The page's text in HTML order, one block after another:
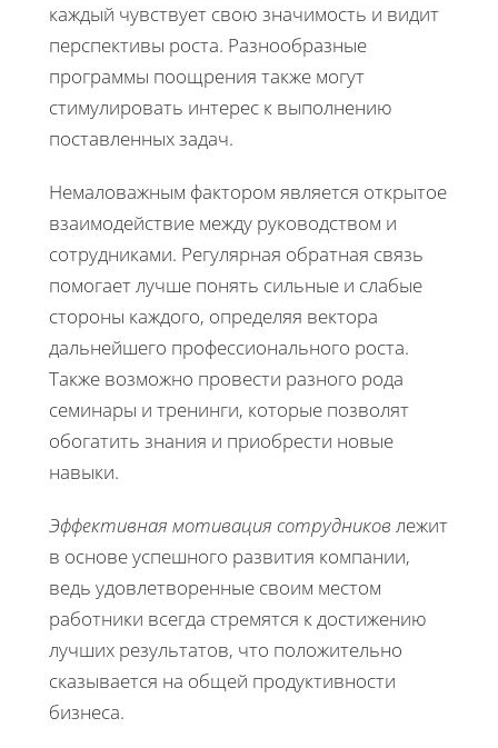
каждый чувствует свою значимость и видит
перспективы роста. Разнообразные
программы поощрения также могут
стимулировать интерес к выполнению
поставленных задач.
Немаловажным фактором является открытое
взаимодействие между руководством и
сотрудниками. Регулярная обратная связь
помогает лучше понять сильные и слабые
стороны каждого, определяя вектора
дальнейшего профессионального роста.
Также возможно провести разного рода
семинары и тренинги, которые позволят
обогатить знания и приобрести новые
навыки.
Эффективная мотивация сотрудников лежит
в основе успешного развития компании,
ведь удовлетворенные своим местом
работники всегда стремятся к достижению
лучших результатов, что положительно
сказывается на общей продуктивности
бизнеса.